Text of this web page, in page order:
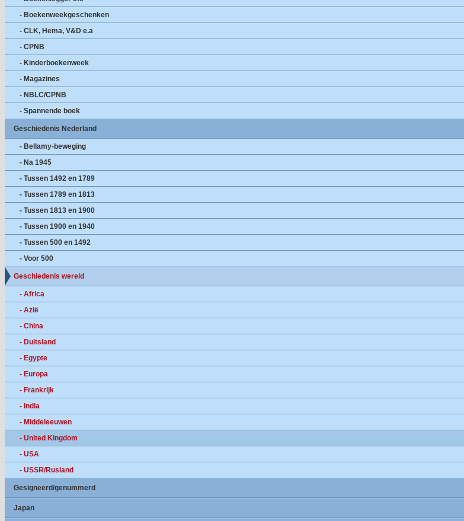
- Boekenweekgeschenken
- CLK, Hema, V&D e.a
- CPNB
- Kinderboekenweek
- Magazines
- NBLC/CPNB
- Spannende boek
Geschiedenis Nederland
- Bellamy-beweging
- Na 1945
- Tussen 1492 en 1789
- Tussen 1789 en 1813
- Tussen 1813 en 1900
- Tussen 1900 en 1940
- Tussen 500 en 1492
- Voor 500
Geschiedenis wereld
- Africa
- Azië
- China
- Duitsland
- Egypte
- Europa
- Frankrijk
- India
- Middeleeuwen
- United Kingdom
- USA
- USSR/Rusland
Gesigneerd/genummerd
Japan